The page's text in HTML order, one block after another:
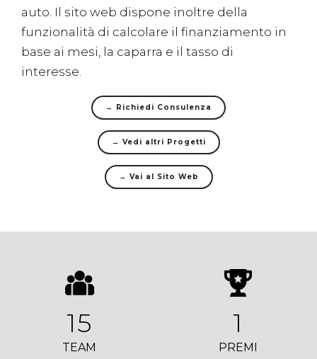
auto. Il sito web dispone inoltre della
funzionalità di calcolare il finanziamento in
base ai mesi, la caparra e il tasso di
interesse.
→ Richiedi Consulenza
→ Vedi altri Progetti
→ Vai al Sito Web
15
TEAM
1
PREMI